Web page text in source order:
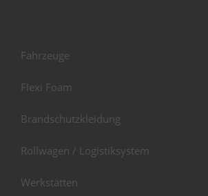
Fahrzeuge
Flexi Foam
Brandschutzkleidung
Rollwagen / Logistiksystem
Werkstätten